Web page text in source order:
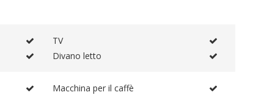
TV
Divano letto
Macchina per il caffè